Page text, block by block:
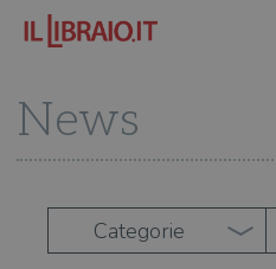
News
Categorie